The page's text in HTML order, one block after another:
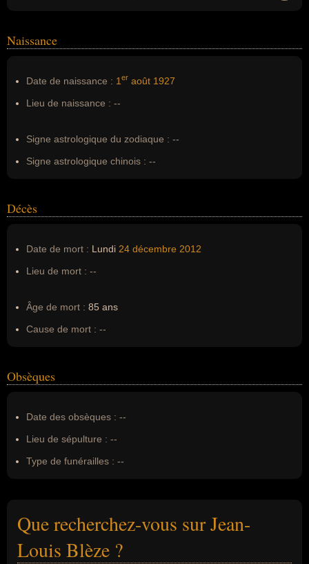
Nom de famille :Blèze
Naissance
Date de naissance : 1 er août 1927
Lieu de naissance : --
Signe astrologique du zodiaque : --
Signe astrologique chinois : --
Décès
Date de mort : Lundi 24 décembre 2012
Lieu de mort : --
Âge de mort : 85 ans
Cause de mort : --
Obsèques
Date des obsèques : --
Lieu de sépulture : --
Type de funérailles : --
Que recherchez-vous sur Jean-
Louis Blèze ?